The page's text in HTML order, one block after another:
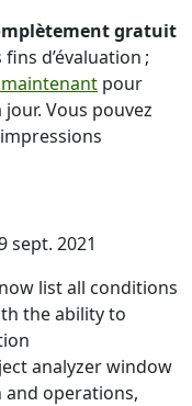
gratuit
fins d’évaluation ;
pour
Vous pouvez
sept. 2021
list all conditions
the ability to
analyzer window
operations,